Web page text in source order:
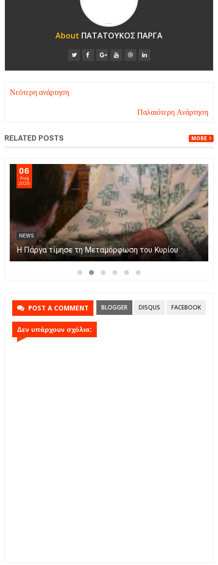
About ΠΑΤΑΤΟΥΚΟΣ ΠΑΡΓΑ
Νεότερη ανάρτηση
Παλαιότερη Ανάρτηση
RELATED POSTS MORE
06
Aug
2026
NEWS
Η Πάργα τίμησε τη Μεταμόρφωση του Κυρίου
POST A COMMENT BLOGGER DISQUS FACEBOOK
Δεν υπάρχουν σχόλια: